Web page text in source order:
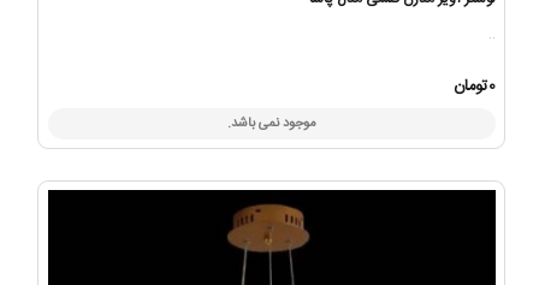
..
0تومان
موجود نمی باشد.